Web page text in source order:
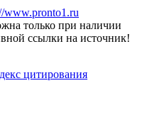
www.pronto1.ru
только при наличии
ссылки на источник!